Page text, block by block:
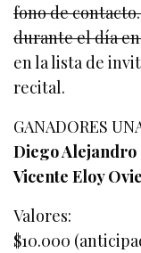
fono de
durante el día
en la lista de
recital.
GANADORES
Diego
Vicente Eloy
Valores:
$10.000